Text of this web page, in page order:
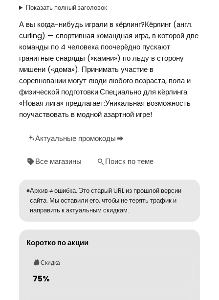
Показать полный заголовок
А вы когда-нибудь играли в кёрлинг?Кёрлинг (англ.
сurling) — спортивная командная игра, в которой две
команды по 4 человека поочерёдно пускают
гранитные снаряды («камни») по льду в сторону
мишени («дома»). Принимать участие в
соревновании могут люди любого возраста, пола и
физической подготовки.Специально для кёрлинга
«Новая лига» предлагает:Уникальная возможность
поучаствовать в модной азартной игре!
Актуальные промокоды
Все магазины Поиск по теме
Архив ≠ ошибка. Это старый URL из прошлой версии
сайта. Мы оставили его, чтобы не терять трафик и
направить к актуальным скидкам.
Коротко по акции
Скидка
75%